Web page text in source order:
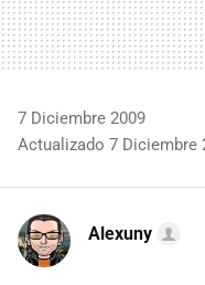
7 Diciembre 2009
Actualizado 7 Diciembre
Alexuny